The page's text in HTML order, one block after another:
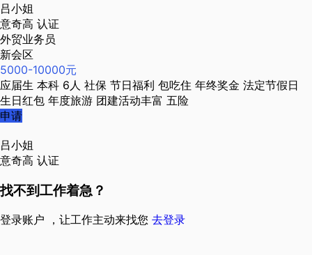
吕小姐
意奇高 认证
外贸业务员
新会区
5000-10000元
应届生 本科 6人 社保 节日福利 包吃住 年终奖金 法定节假日
生日红包 年度旅游 团建活动丰富 五险
申请
吕小姐
意奇高 认证
找不到工作着急？
登录账户 ，让工作主动来找您 去登录